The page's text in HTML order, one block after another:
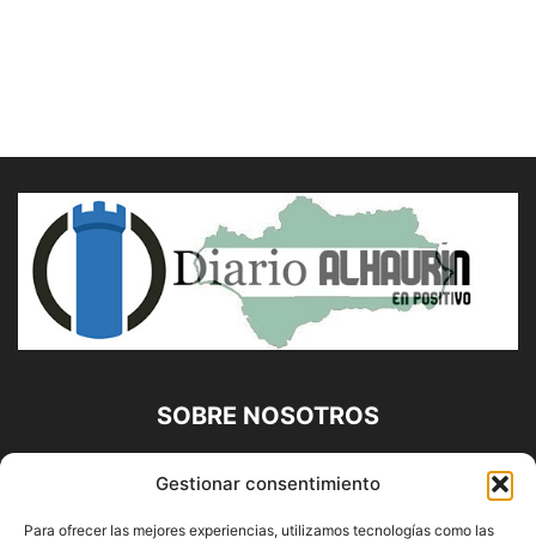
Gestionar consentimiento
Para ofrecer las mejores experiencias, utilizamos tecnologías como las
SOBRE NOSOTROS
Diario Alhaurín (www.alhaurindelatorre.com) Propiedad de
Francisco E. López López | 639 95 71 95 | Noticias de
Alhaurín de la Torre, Málaga y Provincia|